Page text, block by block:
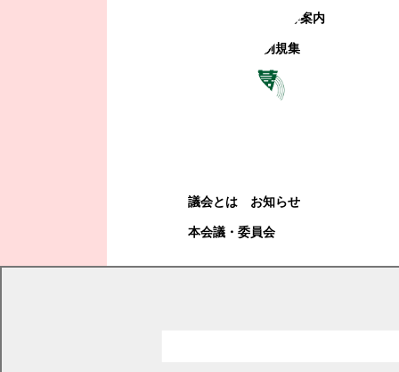
観光地・公共施設等案内
電子掲示場・例規集
議会とは
お知らせ
本会議・委員会